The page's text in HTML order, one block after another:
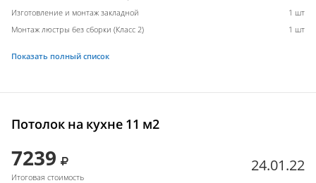
Изготовление и монтаж закладной
1 шт
Монтаж люстры без сборки (Класс 2)
1 шт
Показать полный список
Потолок на кухне 11 м2
7239
Итоговая стоимость
24.01.22